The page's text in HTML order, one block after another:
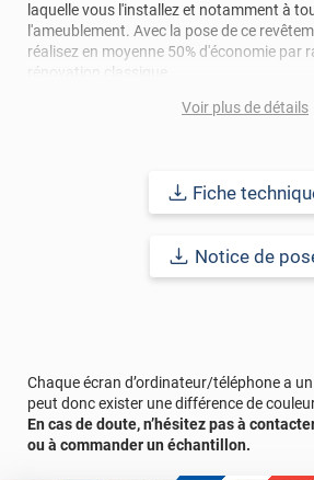
laquelle vous l'installez et notamment à
l'ameublement. Avec la pose de ce
réalisez en moyenne 50% d'économie par
rénovation classique.
Pour donner une seconde jeunesse à vos
Grâce à son épaisseur, cet adhésif
imperfections. Classé A+ au test C.O.V et
: 10 ans en pose intérieur (anti
d'échantillons gratuite.
Référence produit :MAT2340
Voir plus de détails
Fiche
Notice de
Chaque écran d’ordinateur/téléphone a
peut donc exister une différence de
En cas de doute, n’hésitez pas à
ou à commander un échantillon.